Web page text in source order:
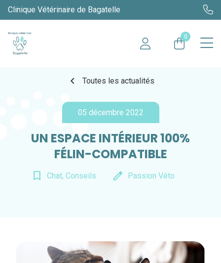
Clinique Vétérinaire de Bagatelle
0
chevron_left Toutes les actualités
05 décembre 2022
UN ESPACE INTÉRIEUR 100%
FÉLIN-COMPATIBLE
bookmark_border Chat, Conseils edit Passion Véto